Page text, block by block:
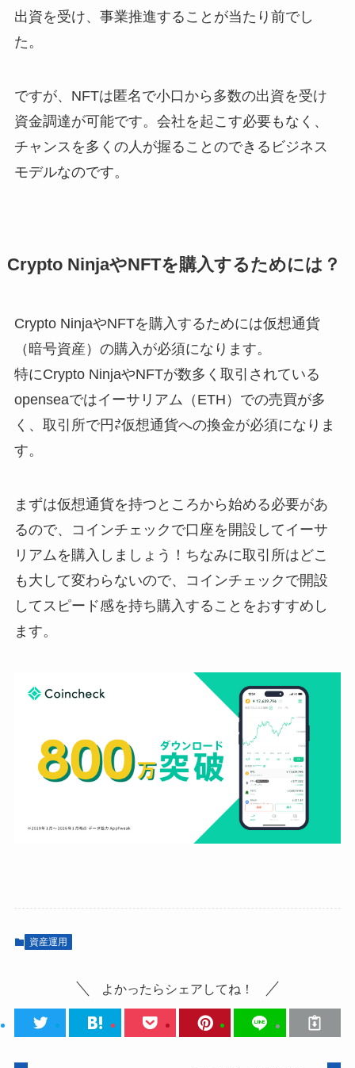
出資を受け、事業推進することが当たり前でし
た。
ですが、NFTは匿名で小口から多数の出資を受け
資金調達が可能です。会社を起こす必要もなく、
チャンスを多くの人が握ることのできるビジネス
モデルなのです。
Crypto NinjaやNFTを購入するためには？
Crypto NinjaやNFTを購入するためには仮想通貨
（暗号資産）の購入が必須になります。
特にCrypto NinjaやNFTが数多く取引されている
openseaではイーサリアム（ETH）での売買が多
く、取引所で円⇄仮想通貨への換金が必須になりま
す。
まずは仮想通貨を持つところから始める必要があ
るので、コインチェックで口座を開設してイーサ
リアムを購入しましょう！ちなみに取引所はどこ
も大して変わらないので、コインチェックで開設
してスピード感を持ち購入することをおすすめし
ます。
資産運用
よかったらシェアしてね！